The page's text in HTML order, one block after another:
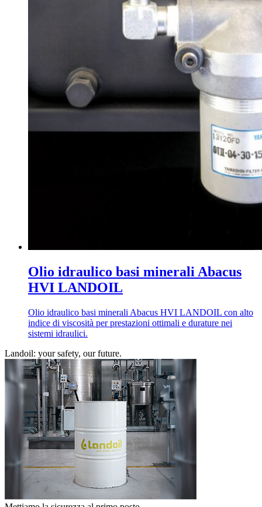
Olio idraulico basi minerali Abacus
HVI LANDOIL
Olio idraulico basi minerali Abacus HVI LANDOIL con alto
indice di viscosità per prestazioni ottimali e durature nei
sistemi idraulici.
Landoil: your safety, our future.